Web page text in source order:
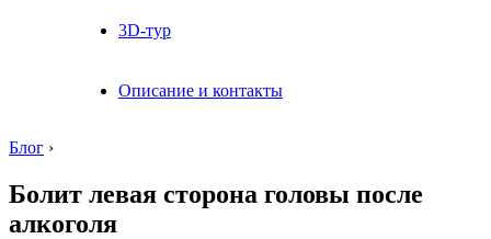
3D-тур
Описание и контакты
Блог ›
Болит левая сторона головы после
алкоголя